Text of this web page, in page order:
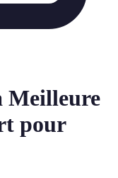
Meilleure
pour